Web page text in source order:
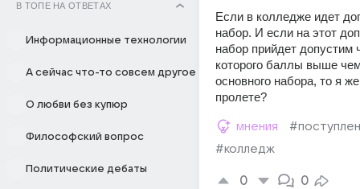
В ТОПЕ НА ОТВЕТАХ
Информационные технологии
А сейчас что-то совсем другое
О любви без купюр
Философский вопрос
Политические дебаты
Если в колледже идет
набор. И если на этот
набор прийдет допустим
которого баллы выше
основного набора, то я
пролете?
мнения
#колледж
0 0